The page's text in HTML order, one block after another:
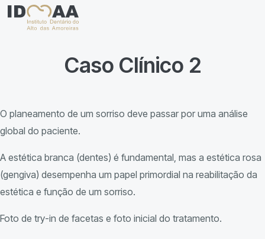
Caso Clínico 2
O planeamento de um sorriso deve passar por uma análise
global do paciente.
A estética branca (dentes) é fundamental, mas a estética rosa
(gengiva) desempenha um papel primordial na reabilitação da
estética e função de um sorriso.
Foto de try-in de facetas e foto inicial do tratamento.